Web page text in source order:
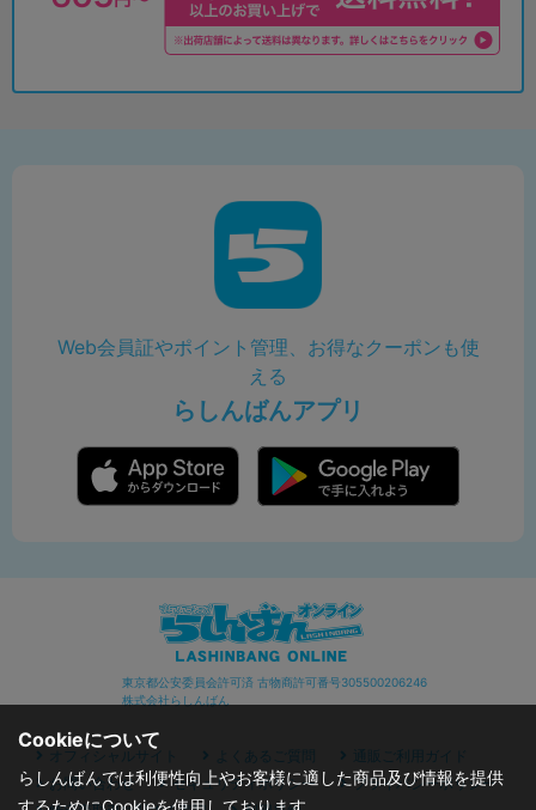
Web会員証やポイント管理、お得なクーポンも使
える
らしんばんアプリ
東京都公安委員会許可済 古物商許可番号305500206246
株式会社らしんばん
オフィシャルサイト よくあるご質問
通販ご利用ガイド
お問い合わせ
セキュリティポリシー
プライバシーポリシー
Cookieについて
らしんばんでは利便性向上やお客様に適した商品及び情報を提供
するためにCookieを使用しております。